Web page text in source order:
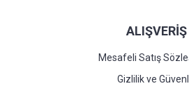
ALIŞVERİŞ
Mesafeli Satış
Gizlilik ve